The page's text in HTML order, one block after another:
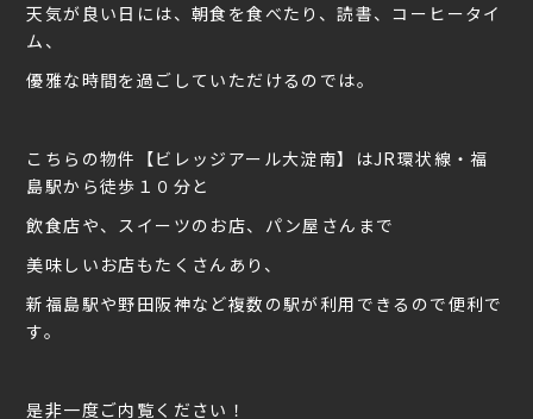
天気が良い日には、朝食を食べたり、読書、コーヒータイ
ム、
優雅な時間を過ごしていただけるのでは。
こちらの物件【ビレッジアール大淀南】はJR環状線・福
島駅から徒歩１０分と
飲食店や、スイーツのお店、パン屋さんまで
美味しいお店もたくさんあり、
新福島駅や野田阪神など複数の駅が利用できるので便利で
す。
是非一度ご内覧ください！